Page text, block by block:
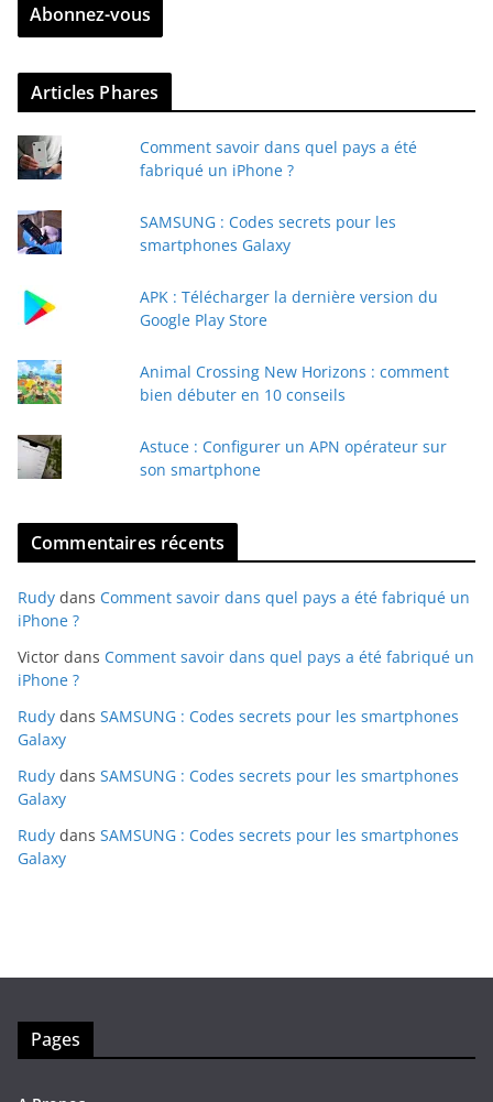
z
v
r
e
e
-
a
Abonnez-vous
Articles Phares
Comment savoir dans quel pays a été
fabriqué un iPhone ?
SAMSUNG : Codes secrets pour les
smartphones Galaxy
APK : Télécharger la dernière version du
Google Play Store
Animal Crossing New Horizons : comment
bien débuter en 10 conseils
Astuce : Configurer un APN opérateur sur
son smartphone
Commentaires récents
Rudy dans Comment savoir dans quel pays a été fabriqué un
iPhone ?
Victor dans Comment savoir dans quel pays a été fabriqué un
iPhone ?
Rudy dans SAMSUNG : Codes secrets pour les smartphones
Galaxy
Rudy dans SAMSUNG : Codes secrets pour les smartphones
Galaxy
Rudy dans SAMSUNG : Codes secrets pour les smartphones
Galaxy
Pages